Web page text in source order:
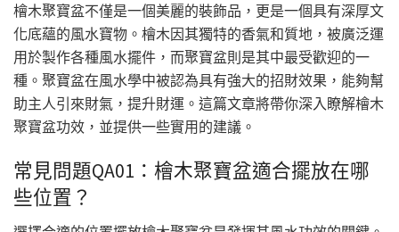
檜木聚寶盆不僅是一個美麗的裝飾品，更是一個具有深厚文
化底蘊的風水寶物。檜木因其獨特的香氣和質地，被廣泛運
用於製作各種風水擺件，而聚寶盆則是其中最受歡迎的一
種。聚寶盆在風水學中被認為具有強大的招財效果，能夠幫
助主人引來財氣，提升財運。這篇文章將帶你深入瞭解檜木
聚寶盆功效，並提供一些實用的建議。
常見問題QA01：檜木聚寶盆適合擺放在哪
些位置？